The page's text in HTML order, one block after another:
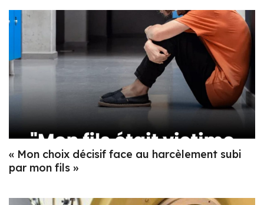
« Mon choix décisif face au harcèlement subi
par mon fils »